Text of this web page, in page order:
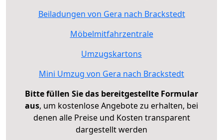
Beiladungen von Gera nach Brackstedt
Möbelmitfahrzentrale
Umzugskartons
Mini Umzug von Gera nach Brackstedt
Bitte füllen Sie das bereitgestellte Formular
aus, um kostenlose Angebote zu erhalten, bei
denen alle Preise und Kosten transparent
dargestellt werden